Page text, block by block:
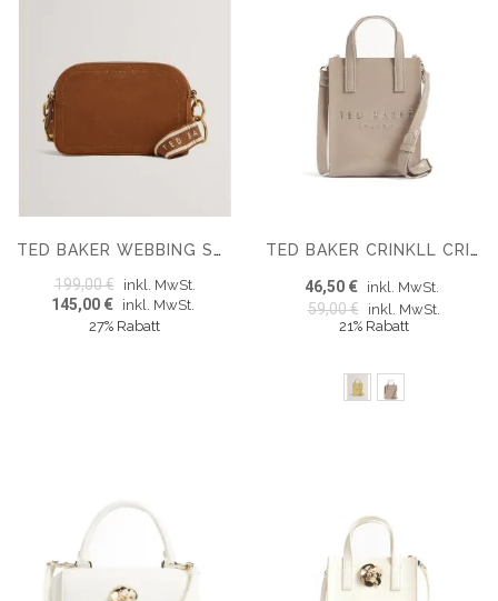
TED BAKER WEBBING SUEDE CAMERA BAG
199,00 € inkl. MwSt.
145,00 € inkl. MwSt.
27% Rabatt
TED BAKER CRINKLL CRINKLE MINI ICON BAG
46,50 € inkl. MwSt.
59,00 €
inkl. MwSt.
21% Rabatt